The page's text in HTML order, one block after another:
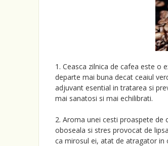
1. Ceasca zilnica de cafea este o
departe mai buna decat ceaiul
adjuvant esential in tratarea si
mai sanatosi si mai echilibrati.
2. Aroma unei cesti proaspete
oboseala si stres provocat de
ca mirosul ei, atat de atragator in